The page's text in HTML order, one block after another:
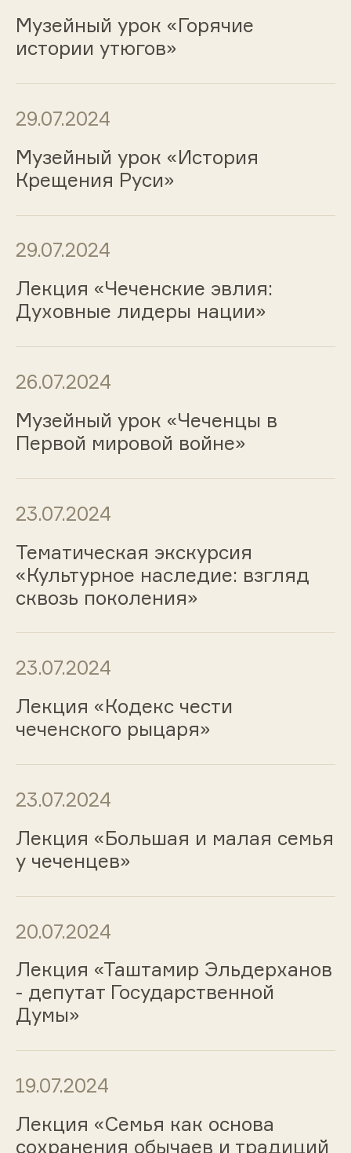
Музейный урок «Горячие
истории утюгов»
29.07.2024
Музейный урок «История
Крещения Руси»
29.07.2024
Лекция «Чеченские эвлия:
Духовные лидеры нации»
26.07.2024
Музейный урок «Чеченцы в
Первой мировой войне»
23.07.2024
Тематическая экскурсия
«Культурное наследие: взгляд
сквозь поколения»
23.07.2024
Лекция «Кодекс чести
чеченского рыцаря»
23.07.2024
Лекция «Большая и малая семья
у чеченцев»
20.07.2024
Лекция «Таштамир Эльдерханов
- депутат Государственной
Думы»
19.07.2024
Лекция «Семья как основа
сохранения обычаев и традиций